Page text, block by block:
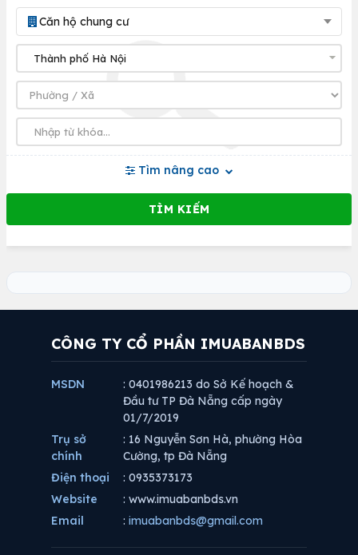
Căn hộ chung cư
Tìm nâng cao
CÔNG TY CỔ PHẦN IMUABANBDS
MSDN
: 0401986213 do Sở Kế hoạch &
Đầu tư TP Đà Nẵng cấp ngày
01/7/2019
Trụ sở
chính
: 16 Nguyễn Sơn Hà, phường Hòa
Cường, tp Đà Nẵng
Điện thoại
: 0935373173
Website
: www.imuabanbds.vn
Email
: imuabanbds@gmail.com